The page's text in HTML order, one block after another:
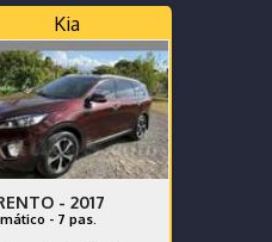
Kia
- 2017
- 7 pas.